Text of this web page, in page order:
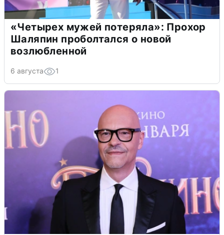
«Четырех мужей потеряла»: Прохор
Шаляпин проболтался о новой
возлюбленной
6 августа 1